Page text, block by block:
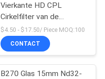
Vierkante HD CPL
Cirkelfilter van de
Polarisatorlens
$4.50 - $17.50/ Piece MOQ:100
CONTACT
B270 Glas 15mm Nd32-